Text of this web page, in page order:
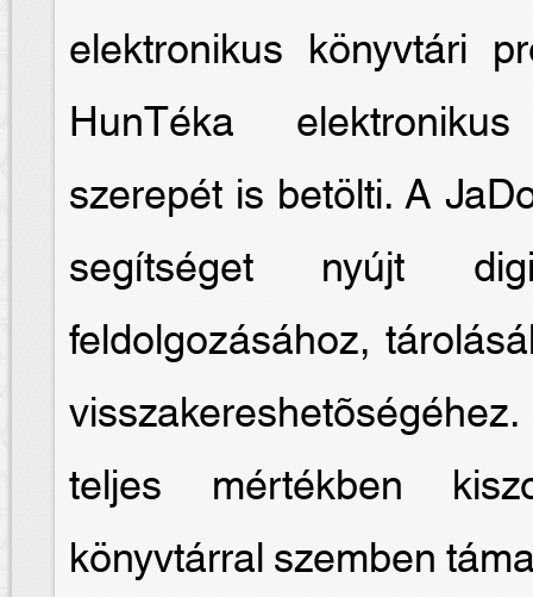
elektronikus könyvtári
HunTéka
szerepét is betölti. A
segítséget nyújt
feldolgozásához,
teljes mértékben
könyvtárral szemben